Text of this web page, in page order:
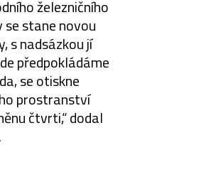
železničního
stane novou
s nadsázkou jí
předpokládáme
se otiskne
prostranství
čtvrti,“ dodal